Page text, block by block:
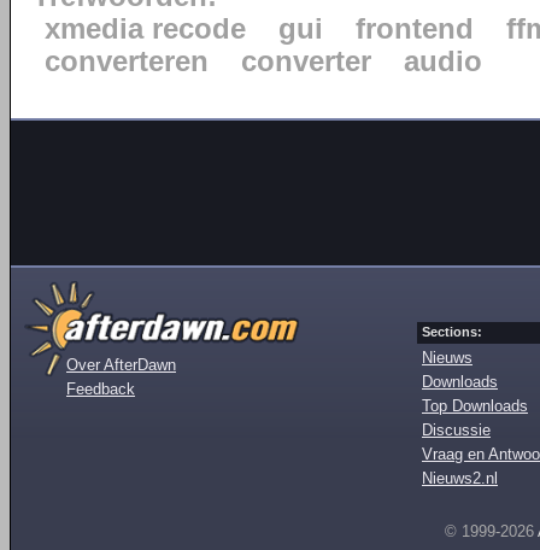
xmedia recode
gui frontend
converteren
converter audio
Over AfterDawn
Feedback
Sections:
Nieuws
Downloads
Top Downloads
Discussie
Vraag en
Nieuws2.nl
© 1999-2026